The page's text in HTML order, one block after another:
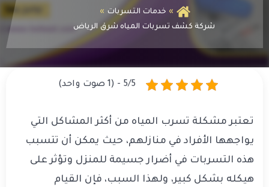
خدمات التسربات
شركة كشف تسربات المياه شرق الرياض
5/5 - (1 صوت واحد)
تعتبر مشكلة تسرب المياه من أكثر المشاكل التي
يواجهها الأفراد في منازلهم، حيث يمكن أن تتسبب
هذه التسربات في أضرار جسيمة للمنزل وتؤثر على
هيكله بشكل كبير، ولهذا السبب، فإن القيام